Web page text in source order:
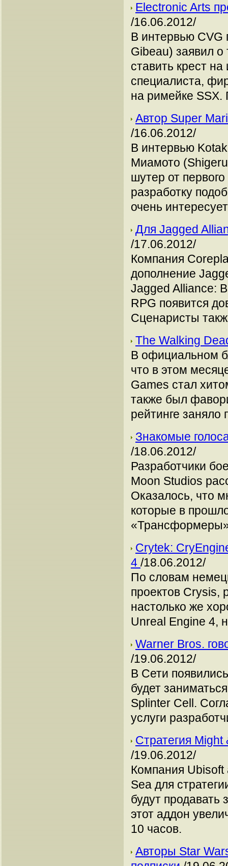
Electronic Arts
/16.06.2012/
В интервью CVG
Gibeau) заявил о
ставить крест
специалиста,
на римейке SSX.
Автор Super
/16.06.2012/
В интервью
Миамото (Shigeru
шутер от
разработку
очень
Для Jagged
/17.06.2012/
Компания
дополнение
Jagged Alliance:
RPG появится
Сценаристы
The Walking
В официальном
что в этом
Games стал
также был
рейтинге заняло
Знакомые
/18.06.2012/
Разработчики
Moon Studios
Оказалось, что
которые в
Crytek:
4 /18.06.2012/
По словам
проектов Crysis,
настолько же
Unreal Engine 4,
Warner Bros.
/19.06.2012/
В Сети
будет
Splinter Cell.
услуги
Стратегия
/19.06.2012/
Компания Ubisoft
Sea для
будут продавать
этот аддон
10 часов.
Авторы Star